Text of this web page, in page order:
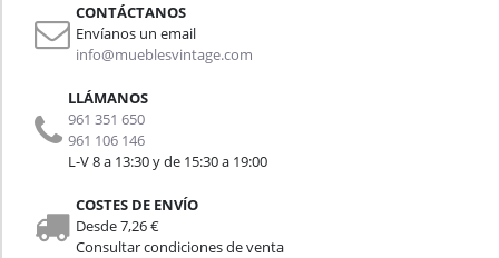
CONTÁCTANOS
Envíanos un email
info@mueblesvintage.com
LLÁMANOS
961 351 650
961 106 146
L-V 8 a 13:30 y de 15:30 a 19:00
COSTES DE ENVÍO
Desde 7,26 €
Consultar condiciones de venta